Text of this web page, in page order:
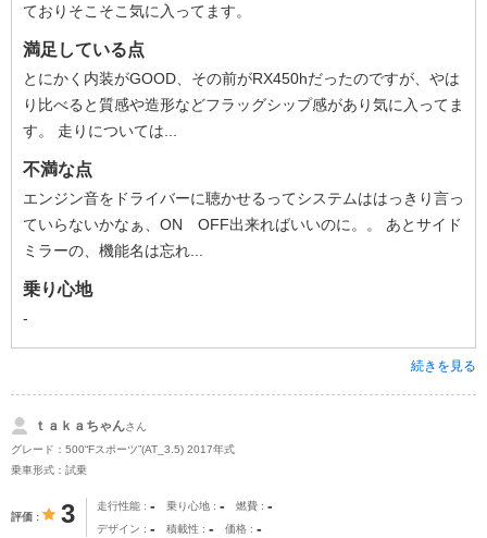
ておりそこそこ気に入ってます。
満足している点
とにかく内装がGOOD、その前がRX450hだったのですが、やは
り比べると質感や造形などフラッグシップ感があり気に入ってま
す。 走りについては...
不満な点
エンジン音をドライバーに聴かせるってシステムははっきり言っ
ていらないかなぁ、ON OFF出来ればいいのに。。 あとサイド
ミラーの、機能名は忘れ...
乗り心地
-
続きを見る
ｔａｋａちゃんさん
グレード：500“Fスポーツ”(AT_3.5) 2017年式
乗車形式：試乗
評価 3 走行性能 - 乗り心地 - 燃費 -
デザイン - 積載性 - 価格 -